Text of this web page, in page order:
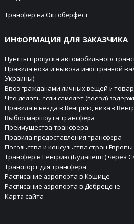
Трансфер на Октоберфест
ИНФОРМАЦИЯ ДЛЯ ЗАКАЗЧИКА
Пункты пропуска автомобильного
Правила воза и вывоза иностранной
Украины)
Ввоз гражданами личных вещей и
Что делать если самолет (поезд)
Правила въезда в Венгрию, виза в
Выбор маршрута трансфера
Преимущества трансфера
Правила предоставления трансфера
Посольства и консульства стран Европы
Трансфер в Венгрию (Будапешт) через
Транспорт для трансфера
Расписание аэропорта в Кошице
Расписание аэропорта в Дебрецене
Карта сайта